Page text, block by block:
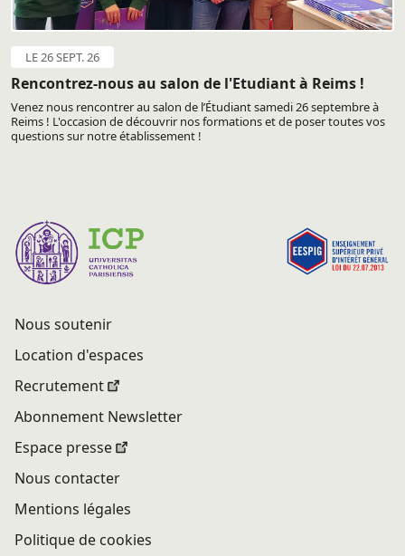
LE 26 SEPT. 26
Rencontrez-nous au salon de l'Etudiant à Reims !
Venez nous rencontrer au salon de l’Étudiant samedi 26 septembre à
Reims ! L'occasion de découvrir nos formations et de poser toutes vos
questions sur notre établissement !
Nous soutenir
Location d'espaces
Recrutement
Abonnement Newsletter
Espace presse
Nous contacter
Mentions légales
Politique de cookies